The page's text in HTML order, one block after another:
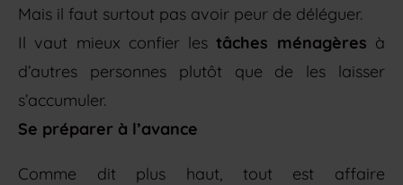
Mais il faut surtout pas avoir peur de déléguer.
Il vaut mieux confier lestâches ménagères à
d’autres personnes plutôt que de les laisser
s’accumuler.
Se préparer à l’avance
Comme dit plus haut, tout est affaire